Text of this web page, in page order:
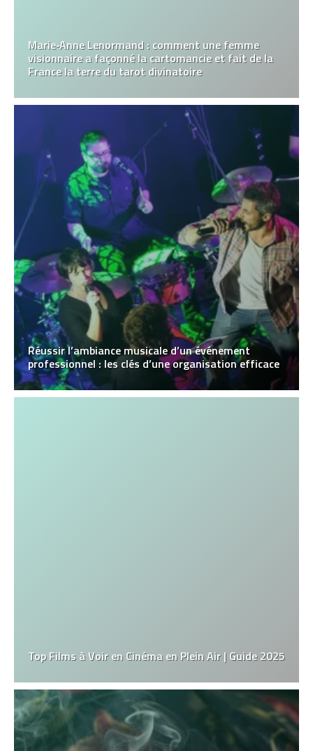
Marie‑Anne Lenormand : comment une femme
visionnaire a façonné la cartomancie et fait de la
France la terre du tarot divinatoire
Réussir l’ambiance musicale d’un événement
professionnel : les clés d’une organisation efficace
Top Films à Voir en Cinéma en Plein Air | Guide 2025